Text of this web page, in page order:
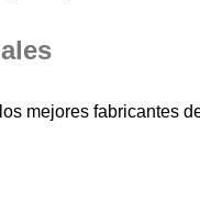
mejores fabricantes